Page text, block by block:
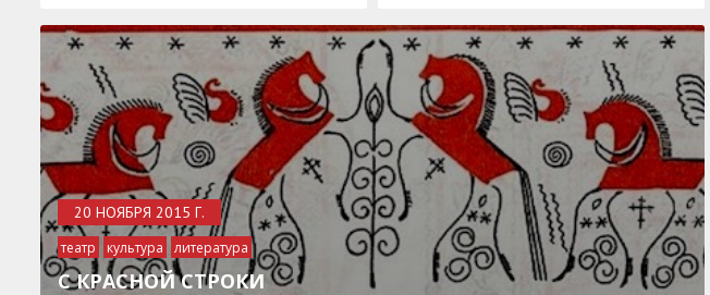
20 НОЯБРЯ 2015 Г.
театр культура
литература
живопись современное искусство
С КРАСНОЙ СТРОКИ